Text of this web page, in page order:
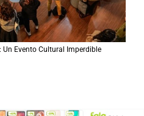
Un Evento Cultural Imperdible